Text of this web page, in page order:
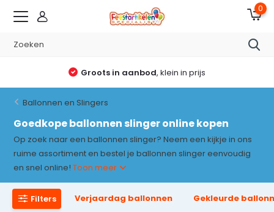
0
Groots in aanbod, klein in prijs
Ballonnen en Slingers
Goedkope ballonnen slinger online kopen
Op zoek naar een ballonnen slinger? Neem een kijkje in ons
ruime assortiment en bestel je ballonnen slinger eenvoudig
en snel online!Toon meer
Filters Verjaardag ballonnen Gekleurde